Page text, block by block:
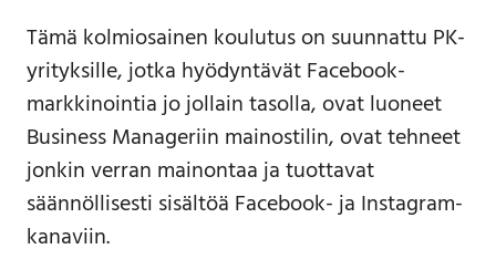
Tämä kolmiosainen koulutus on suunnattu PK-
yrityksille, jotka hyödyntävät Facebook-
markkinointia jo jollain tasolla, ovat luoneet
Business Manageriin mainostilin, ovat tehneet
jonkin verran mainontaa ja tuottavat
säännöllisesti sisältöä Facebook- ja Instagram-
kanaviin.